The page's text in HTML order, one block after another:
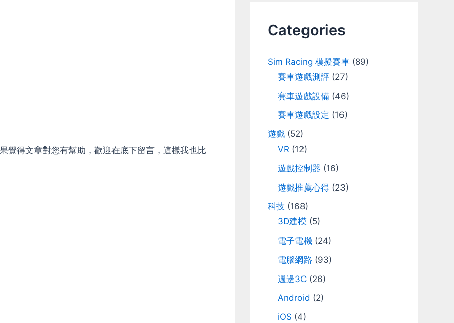
覺得文章對您有幫助，歡迎在底下留言，這樣我也比
h
Categories
Sim Racing 模擬賽車 (89)
賽車遊戲測評 (27)
賽車遊戲設備 (46)
賽車遊戲設定 (16)
遊戲 (52)
VR (12)
遊戲控制器 (16)
遊戲推薦心得 (23)
科技 (168)
3D建模 (5)
電子電機 (24)
電腦網路 (93)
週邊3C (26)
Android (2)
iOS (4)